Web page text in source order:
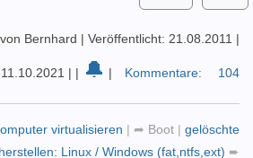
Bernhard | Veröffentlicht: 21.08.2011 |
| | 🔔 | Kommentare: 104
virtualisieren | ➦ Boot | gelöschte
Linux / Windows (fat,ntfs,ext) ➨